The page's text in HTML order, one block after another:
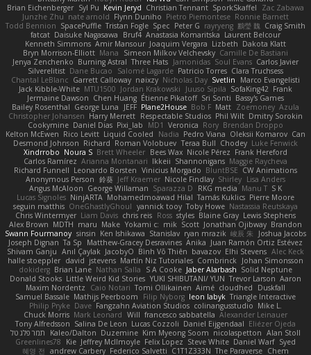
Brian Eichenberger Syl Pu Kevin Jeryd Christian Tennant SporkSkaffel
Zac Zabawa
Junzhe Zhu nate arnold Flynn Duniho Pietro Piemontese Ronnie Barnett
Todd Bennion SpacePuffle Tristan Fogle Spec Peter G rayryeng 鸝瑩 魏 Craig Smith
fatcat Daisuke Nagasawa Bruf4 Anastasia Komaritska Laurent Belcour
Kenneth Simmons Amir Mansour Joaquim Vergara Lizbeth Dakota Klatt
Bryn Morrison-Elliott Mana Simeon Milkov Velchevsky Camille De Bastiani
Jenya Zenchenko Burning Astral Three Hats Jamonidas Soul Evans Carlos Javier
Silverelitist Dane Bucao Salomé Lagarde Patricio Torres Clara Truchsess
Chantal LeBlanc Garrett Calloway nøixzy Nicholas Day Svetlin
Marco Evangelisti
Jack Kibble-White MTU1500 Jordan Krakowski Juuso Sipilä SofaKing42 Frank
Jermaine Dawson Chen Huang Étienne Pikatoff Sri Sonti Bassy's Games
Bailey Rosenthal George Luna JEFF Plane2House Bob F Matt Zoemoney Azula
Christopher Johansen Harry Merrett Respectable Studios Phil Wilt Dmitry Sorokin
Cookymine Daniel Dias Pixi_lab MD1 Veronica Rory Brendan Droppo
Kelton McEwen Rico Levitt Liquid Cooled Nadia Pedro Viana Oleksii Komarov Can
Desmond Johnson Richard Roman Volobuev Teraa Bull Chodey Luke Fenwick
Xindrrobo Noura S Brett Wheeler Bees Wax Nicole Pérez Frank Hereford
Carlos Ramírez Arianna Montanari Ikkeii Shannonigans Maggie Raycheva
Richard Funnell Leonardo Borsten Vinicius Morgado BluntBSE CW Animations
Anonymous Person 鈴葵 Jeff Kraemer Nicole Findlay Shirley Lisa Anders
Angus McAloon George Willaman Sparazza D RKG media Manu T S K
Lucas Signoles NinjARTA Mohamedmoawad Hilal Tamás Kuklics Pierre Moore
seguin matthis OneGhastlyGhoul yannick tooy Toby Howe Nastassia Reutskaya
Chris Wintermyer Liam Davis chris reis Ross styles Blaine Gray Lewis Stephens
Alex Brown MDTH maru Make Yokami c: mik Scott Jonathan Ojibway Brandon
Swann Fourmanoy sinsin Ken Ishikawa Stanislav ryan mrazik 峻辰 朱
Joshua Jacobs
Joseph Dignan Ta Sp Matthew-Gracey Desravines Anika Juan Ramón Ortiz Estévez
Shivam Ganju Anıl Çaylak JacobyO Bình Võ Thiên bavazov Elhi Stevens Alec Keck
halle stoeppler david jstevens Martín Niz Tutoriales Combrinck Johan Simonsson
dokiderg Brian Lane Nathan Salla S A Cooke Jaber Alarbash Solid Neptune
Donald Stooks Little Weird Kid Stories YUKI SHIBUTANI/ YUN Trevor Larson Aaron
Maxim Nordentz
Caio Notari Tomi Ollikainen Aimé cloudhed
Duskfall
Samuel Bassale Mathijs Peerboom Filip Nyborg leon labyk Triangle Interactive
Philip Pryke Dave Fangzahn Aviation Studios colinangusstudio Mike L.
Chuck Morris Mark Leonard Will francesco sabbatella Alexander Leinauer
Tony Alfredsson Salina De Leon Lucas Cozzoli Daniel Eijgendaal Eliézer Ojeda
תמר פלג טל
Kaleo/Dalton Duzemine Kim Myeong Soom nicolaspetton Alan Stoll
Greenlines78
Kie Jeffrey McIlmoyle Felix Lopez Steve White Daniel Warf Syed
혜영 전 andrew Carbery Federico Salvetti C1T1Z333N The Paraverse Chem